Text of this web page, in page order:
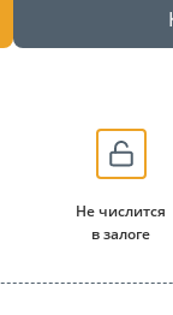
Не числится
в залоге